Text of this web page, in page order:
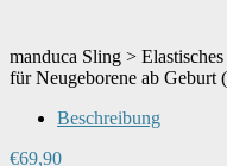
Farbe
Modellname
manduca Sling >
für Neugeborene ab Geburt
Beschreibung
€69,90